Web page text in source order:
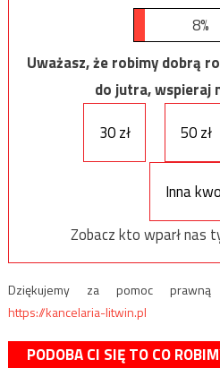
8%
Uważasz, że robimy dobrą
do jutra, wspieraj
30 zł
50 zł
Inna
Zobacz kto wparł nas
Dziękujemy za pomoc
https://kancelaria-litwin.pl
PODOBA CI SIĘ TO CO